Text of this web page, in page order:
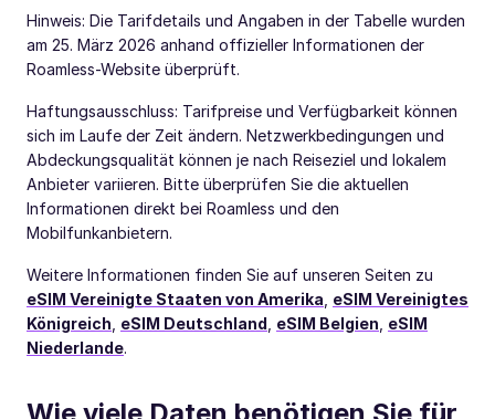
Hinweis: Die Tarifdetails und Angaben in der Tabelle wurden
am 25. März 2026 anhand offizieller Informationen der
Roamless-Website überprüft.
Haftungsausschluss: Tarifpreise und Verfügbarkeit können
sich im Laufe der Zeit ändern. Netzwerkbedingungen und
Abdeckungsqualität können je nach Reiseziel und lokalem
Anbieter variieren. Bitte überprüfen Sie die aktuellen
Informationen direkt bei Roamless und den
Mobilfunkanbietern.
Weitere Informationen finden Sie auf unseren Seiten zu
eSIM Vereinigte Staaten von Amerika eSIM Vereinigtes
Königreich eSIM Deutschland eSIM Belgien eSIM
Niederlande.